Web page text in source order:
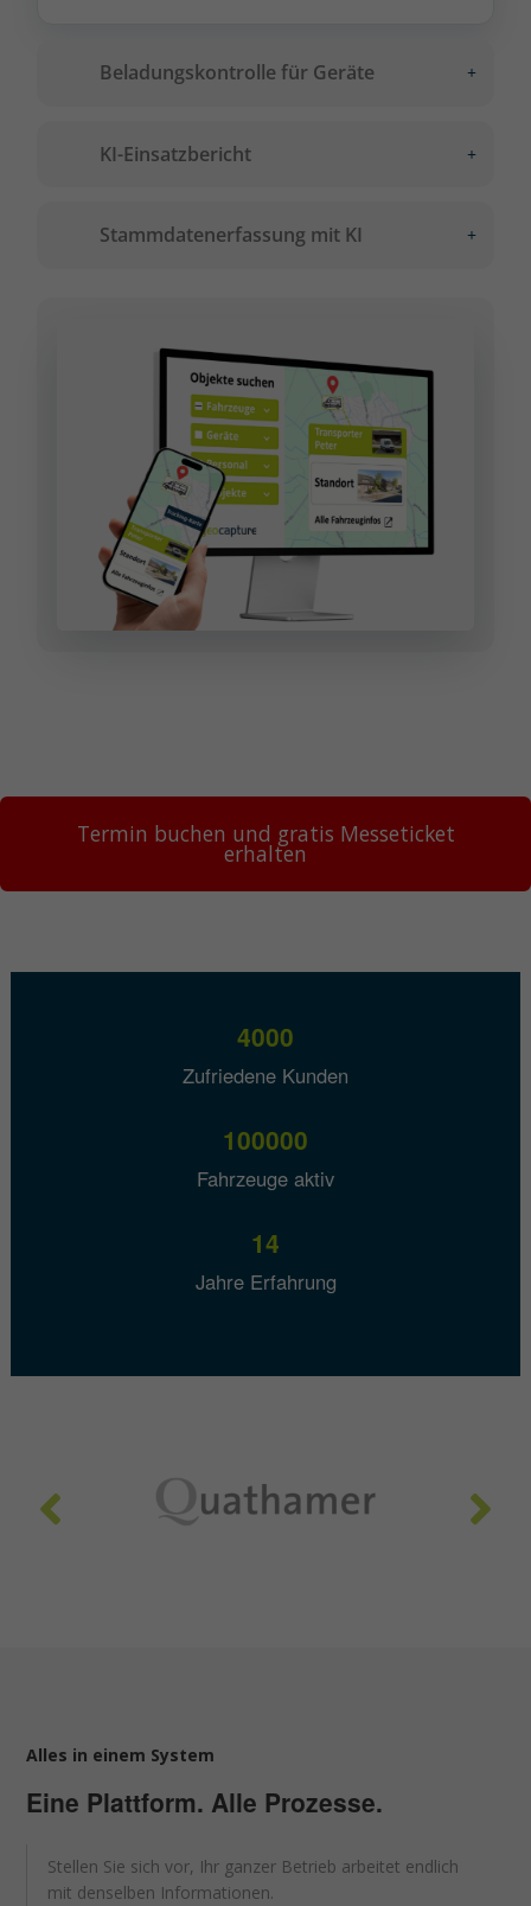
Beladungskontrolle für Geräte
KI-Einsatzbericht
Stammdatenerfassung mit KI
Termin buchen und gratis Messeticket
erhalten
4000
Zufriedene Kunden
100000
Fahrzeuge aktiv
14
Jahre Erfahrung
Alles in einem System
Eine Plattform. Alle Prozesse.
Stellen Sie sich vor, Ihr ganzer Betrieb arbeitet endlich
mit denselben Informationen.